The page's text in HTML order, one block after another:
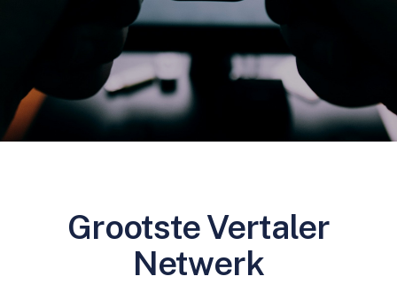
Grootste Vertaler
Netwerk